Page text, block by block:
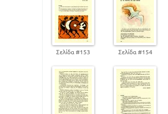
Σελίδα #153 Σελίδα #154